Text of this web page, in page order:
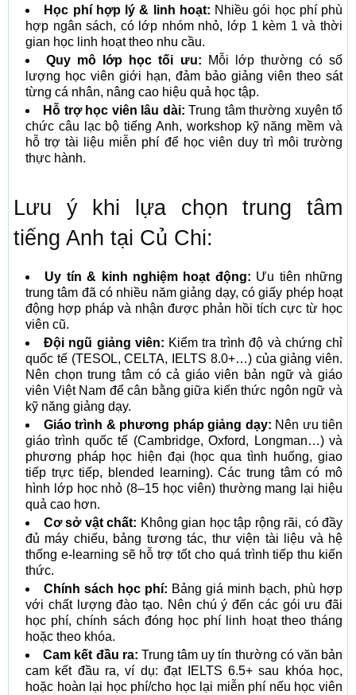
Học phí hợp lý & linh hoạt: Nhiều gói học phí phù
hợp ngân sách, có lớp nhóm nhỏ, lớp 1 kèm 1 và thời
gian học linh hoạt theo nhu cầu.
Quy mô lớp học tối ưu: Mỗi lớp thường có số
lượng học viên giới hạn, đảm bảo giảng viên theo sát
từng cá nhân, nâng cao hiệu quả học tập.
Hỗ trợ học viên lâu dài: Trung tâm thường xuyên tổ
chức câu lạc bộ tiếng Anh, workshop kỹ năng mềm và
hỗ trợ tài liệu miễn phí để học viên duy trì môi trường
thực hành.
Lưu ý khi lựa chọn trung tâm
tiếng Anh tại Củ Chi:
Uy tín & kinh nghiệm hoạt động: Ưu tiên những
trung tâm đã có nhiều năm giảng dạy, có giấy phép hoạt
động hợp pháp và nhận được phản hồi tích cực từ học
viên cũ.
Đội ngũ giảng viên: Kiểm tra trình độ và chứng chỉ
quốc tế (TESOL, CELTA, IELTS 8.0+…) của giảng viên.
Nên chọn trung tâm có cả giáo viên bản ngữ và giáo
viên Việt Nam để cân bằng giữa kiến thức ngôn ngữ và
kỹ năng giảng dạy.
Giáo trình & phương pháp giảng dạy: Nên ưu tiên
giáo trình quốc tế (Cambridge, Oxford, Longman…) và
phương pháp học hiện đại (học qua tình huống, giao
tiếp trực tiếp, blended learning). Các trung tâm có mô
hình lớp học nhỏ (8–15 học viên) thường mang lại hiệu
quả cao hơn.
Cơ sở vật chất: Không gian học tập rộng rãi, có đầy
đủ máy chiếu, bảng tương tác, thư viện tài liệu và hệ
thống e-learning sẽ hỗ trợ tốt cho quá trình tiếp thu kiến
thức.
Chính sách học phí: Bảng giá minh bạch, phù hợp
với chất lượng đào tạo. Nên chú ý đến các gói ưu đãi
học phí, chính sách đóng học phí linh hoạt theo tháng
hoặc theo khóa.
Cam kết đầu ra: Trung tâm uy tín thường có văn bản
cam kết đầu ra, ví dụ: đạt IELTS 6.5+ sau khóa học,
hoặc hoàn lại học phí/cho học lại miễn phí nếu học viên